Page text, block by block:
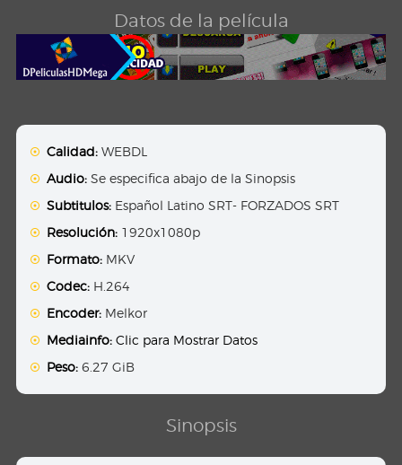
Datos de la película
Calidad: WEBDL
Audio: Se especifica abajo de la Sinopsis
Subtitulos: Español Latino SRT- FORZADOS SRT
Resolución: 1920x1080p
Formato: MKV
Codec: H.264
Encoder: Melkor
Mediainfo: Clic para Mostrar Datos
Peso: 6.27 GiB
Sinopsis